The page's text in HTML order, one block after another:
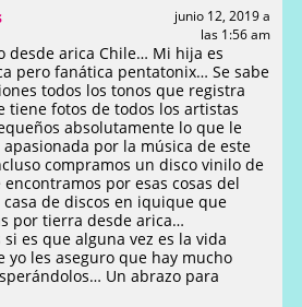
junio 12, 2019 a
las 1:56 am
desde arica Chile… Mi hija es
pero fanática pentatonix… Se sabe
todos los tonos que registra
tiene fotos de todos los artistas
absolutamente lo que le
por la música de este
compramos un disco vinilo de
por esas cosas del
de discos en iquique que
por tierra desde arica…
es que alguna vez es la vida
yo les aseguro que hay mucho
Un abrazo para